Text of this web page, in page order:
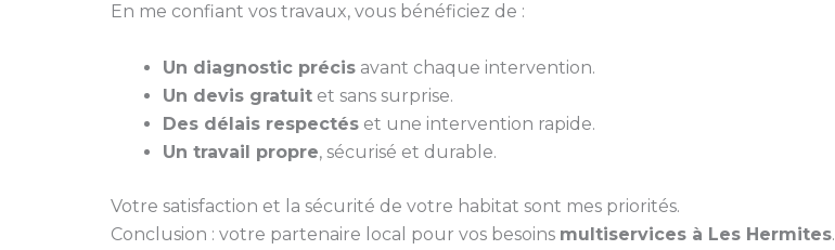
En me confiant vos travaux, vous bénéficiez de :
Un diagnostic précis avant chaque intervention.
Un devis gratuit et sans surprise.
Des délais respectés et une intervention rapide.
Un travail propre, sécurisé et durable.
Votre satisfaction et la sécurité de votre habitat sont mes priorités.
Conclusion : votre partenaire local pour vos besoins multiservices à Les Hermites.